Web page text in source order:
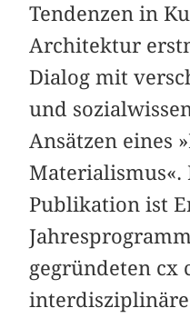
Tendenzen in
Architektur
Dialog mit
und
Ansätzen eines
Materialismus«.
Publikation ist
gegründeten cx